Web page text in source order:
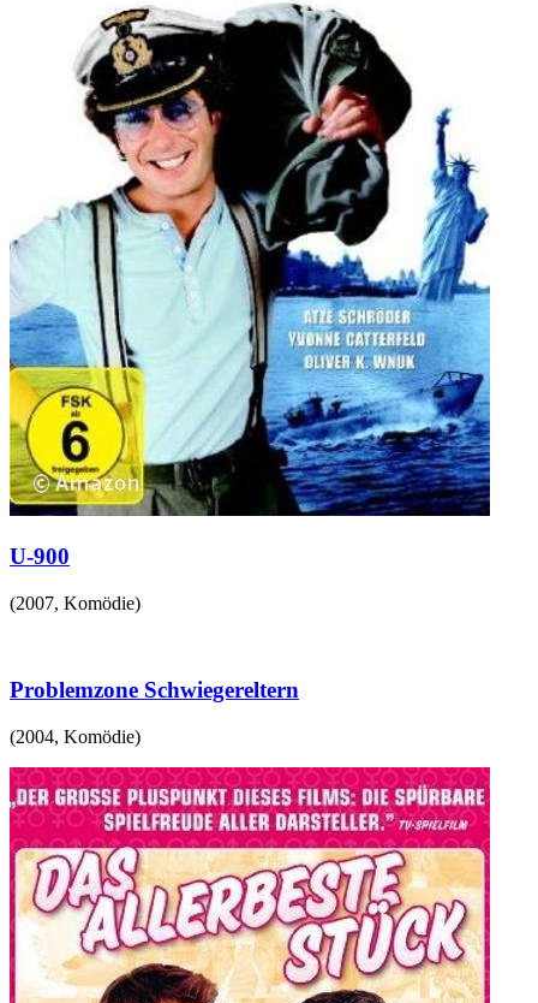
U-900
(2007, Komödie)
Problemzone Schwiegereltern
(2004, Komödie)